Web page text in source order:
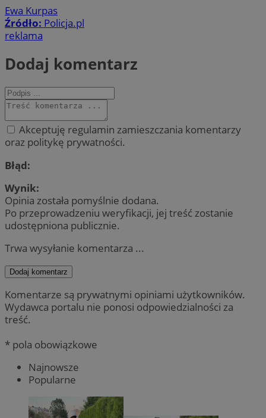
Ewa Kurpas
Źródło: Policja.pl
reklama
Dodaj komentarz
Akceptuję regulamin zamieszczania komentarzy
oraz politykę prywatności.
Błąd:
Wynik:
Opinia została pomyślnie dodana.
Po przeprowadzeniu weryfikacji, jej treść zostanie
udostępniona publicznie.
Trwa wysyłanie komentarza ...
Dodaj komentarz
Komentarze są prywatnymi opiniami użytkowników.
Wydawca portalu nie ponosi odpowiedzialności za
treść.
* pola obowiązkowe
Najnowsze
Popularne